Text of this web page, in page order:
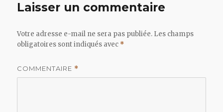
Laisser un commentaire
Votre adresse e-mail ne sera pas publiée. Les champs
obligatoires sont indiqués avec *
COMMENTAIRE *